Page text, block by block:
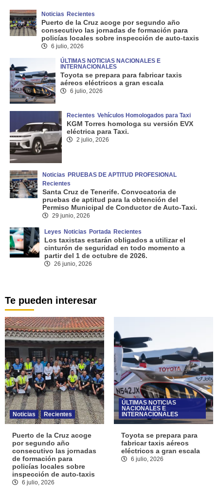
Noticias Recientes
Puerto de la Cruz acoge por segundo año
consecutivo las jornadas de formación para
policías locales sobre inspección de auto-taxis
6 julio, 2026
ÚLTIMAS NOTICIAS NACIONALES E
INTERNACIONALES
Toyota se prepara para fabricar taxis
aéreos eléctricos a gran escala
6 julio, 2026
Recientes Vehículos Homologados para Taxi
KGM Torres homologa su versión EVX
eléctrica para Taxi.
2 julio, 2026
Noticias PRUEBAS DE APTITUD PROFESIONAL
Recientes
Santa Cruz de Tenerife. Convocatoria de
pruebas de aptitud para la obtención del
Permiso Municipal de Conductor de Auto-Taxi.
29 junio, 2026
Leyes Noticias Portada Recientes
Los taxistas estarán obligados a utilizar el
cinturón de seguridad en todo momento a
partir del 1 de octubre de 2026.
26 junio, 2026
Te pueden interesar
Noticias Recientes
Puerto de la Cruz acoge
por segundo año
consecutivo las jornadas
de formación para
policías locales sobre
inspección de auto-taxis
6 julio, 2026
ÚLTIMAS NOTICIAS
NACIONALES E
INTERNACIONALES
Toyota se prepara para
fabricar taxis aéreos
eléctricos a gran escala
6 julio, 2026